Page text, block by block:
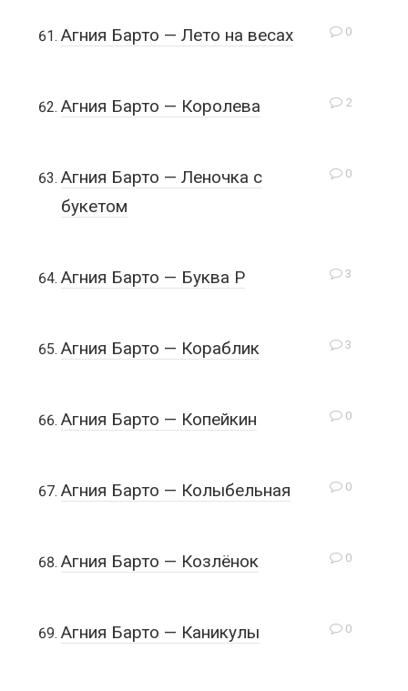
0
Агния Барто — Лето на весах
2
Агния Барто — Королева
0
Агния Барто — Леночка с
букетом
3
Агния Барто — Буква Р
3
Агния Барто — Кораблик
0
Агния Барто — Копейкин
0
Агния Барто — Колыбельная
0
Агния Барто — Козлёнок
0
Агния Барто — Каникулы